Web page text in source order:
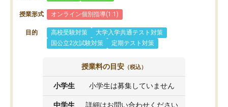
授業形式 オンライン個別指導(1:1)
目的 高校受験対策
大学入学共通テスト対策
国公立2次試験対策
定期テスト対策
授業料の目安 （税込）
小学生 小学生は募集していません
中学生 詳細はお問い合わせください